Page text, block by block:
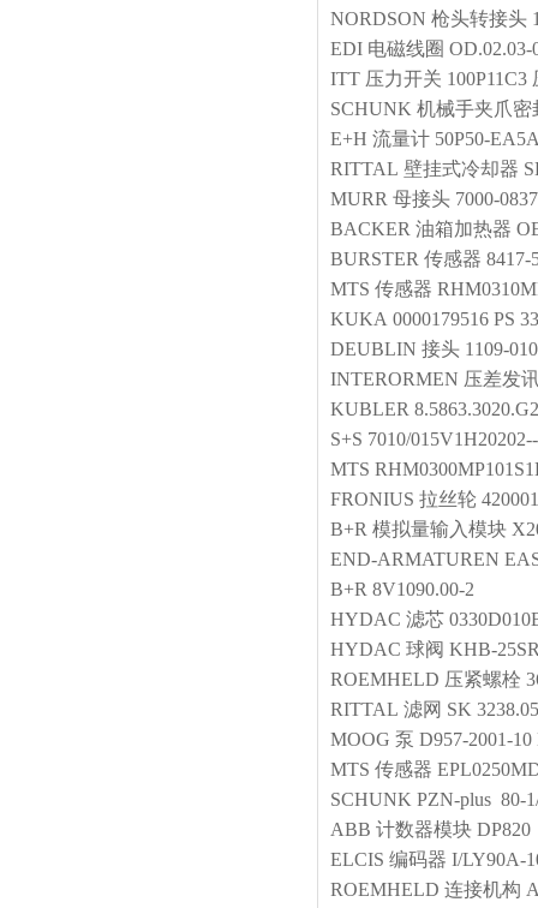
NORDSON 枪头转接头
EDI 电磁线圈 OD.02.03-
ITT 压力开关 100P11C3
SCHUNK 机械手夹爪密
E+H 流量计 50P50-
RITTAL 壁挂式冷却器
MURR 母接头 7000-
BACKER 油箱加热器
BURSTER 传感器 8417-
MTS 传感器
KUKA 0000179516 PS
DEUBLIN 接头 1109-
INTERORMEN 压差发
KUBLER
S+S 7010/
MTS
FRONIUS 拉丝轮
B+R 模拟量输入模块
END-ARMATUREN
B+R 8V1090.00-2
HYDAC 滤芯
HYDAC 球阀 KHB-
ROEMHELD 压紧螺栓
RITTAL 滤网 SK
MOOG 泵 D957-2001-
MTS 传感器
SCHUNK PZN-plus 80-
ABB 计数器模块 DP820
ELCIS 编码器 I/LY90A-
ROEMHELD 连接机构